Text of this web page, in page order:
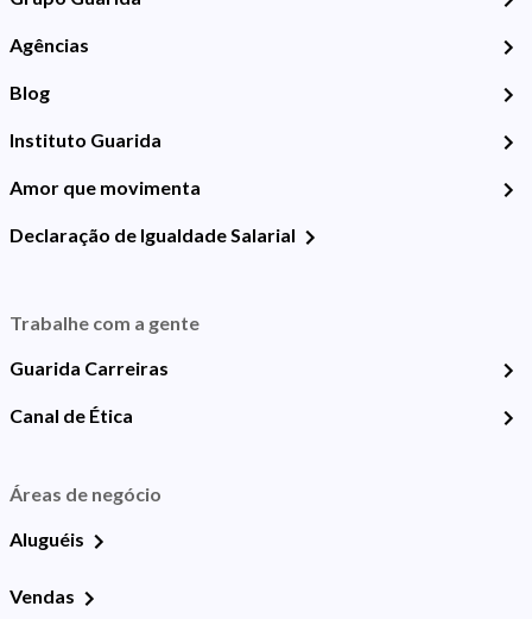
Agências
Blog
Instituto Guarida
Amor que movimenta
Declaração de Igualdade Salarial
Trabalhe com a gente
Guarida Carreiras
Canal de Ética
Áreas de negócio
Aluguéis
Vendas